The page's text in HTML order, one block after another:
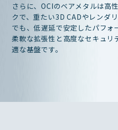
さらに、OCIのベアメタルは高
クで、重たい3D CADやレンダ
でも、低遅延で安定したパフォ
柔軟な拡張性と高度なセキュ
適な基盤です。